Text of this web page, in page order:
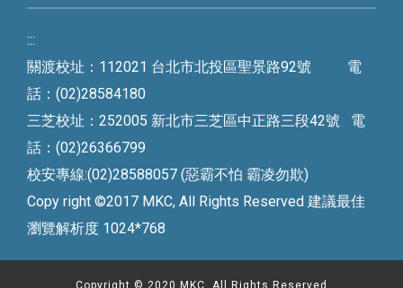
:::
關渡校址：112021 台北市北投區聖景路92號 電
話：(02)28584180
三芝校址：252005 新北市三芝區中正路三段42號 電
話：(02)26366799
校安專線:(02)28588057 (惡霸不怕 霸凌勿欺)
Copy right ©2017 MKC, All Rights Reserved 建議最佳
瀏覽解析度 1024*768
Copyright © 2020 MKC, All Rights Reserved